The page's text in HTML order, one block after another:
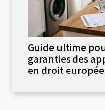
Guide ultime
garanties des
en droit